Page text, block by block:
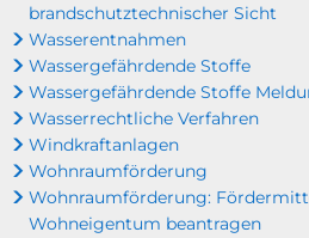
brandschutztechnischer Sicht
Wasserentnahmen
Wassergefährdende Stoffe
Wassergefährdende Stoffe
Wasserrechtliche Verfahren
Windkraftanlagen
Wohnraumförderung
Wohnraumförderung:
Wohneigentum beantragen